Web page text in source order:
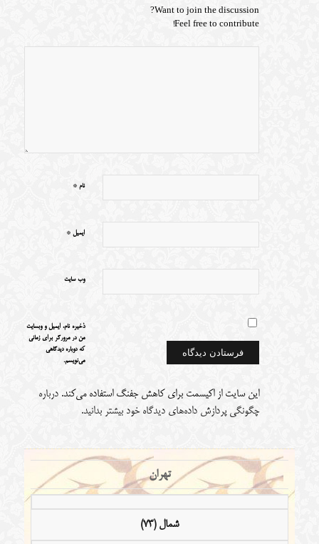
Want to join the discussion?
Feel free to contribute!
نام *
ایمیل *
وب‌ سایت
ذخیره نام، ایمیل و وبسایت
من در مرورگر برای زمانی
که دوباره دیدگاهی
می‌نویسم.
این سایت از اکیسمت برای کاهش جفنگ استفاده می‌کند. درباره
چگونگی پردازش داده‌های دیدگاه خود بیشتر بدانید.
تهران
شمال (73)